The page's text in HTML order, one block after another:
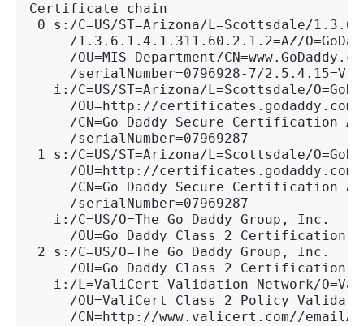
Certificate chain
0 s:/C=US/ST=Arizona/L=Scottsdale/
/1.3.6.1.4.1.311.60.2.1.2=AZ/
/OU=MIS Department/
/serialNumber=0796928-7/
i:/C=US/ST=Arizona/L=Scottsdale/
/OU=http://
/CN=Go Daddy Secure Certification
     /serialNumber=07969287
1 s:/C=US/ST=Arizona/L=Scottsdale/
/OU=http://
/CN=Go Daddy Secure Certification
     /serialNumber=07969287
   i:/C=US/O=The Go Daddy Group, Inc.
/OU=Go Daddy Class 2 Certification
2 s:/C=US/O=The Go Daddy Group, Inc.
/OU=Go Daddy Class 2 Certification
i:/L=ValiCert Validation Network/
/OU=ValiCert Class 2 Policy
/CN=http://www.valicert.com//